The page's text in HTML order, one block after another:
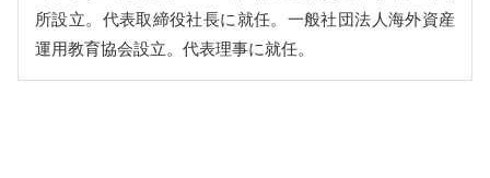
所設立。代表取締役社長に就任。一般社団法人海外資産
運用教育協会設立。代表理事に就任。